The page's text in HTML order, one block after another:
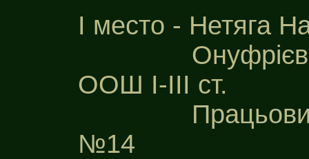
I место - Нетяга
Онуфрієв
ООШ I-III ст.
Працьовита
№14